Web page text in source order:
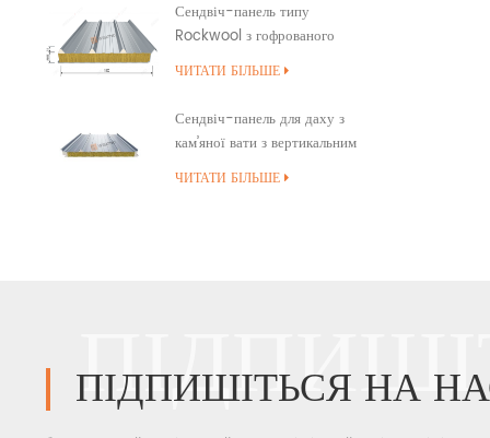
Сендвіч-панель типу
Rockwool з гофрованого
покриття для даху
ЧИТАТИ БІЛЬШЕ
Сендвіч-панель для даху з
кам’яної вати з вертикальним
швом із ущільненням країв ПУ
ЧИТАТИ БІЛЬШЕ
ПІДПИШІТЬСЯ НА